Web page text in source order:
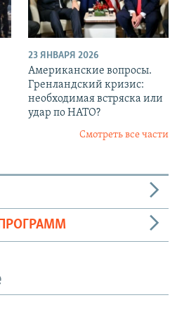
23 ЯНВАРЯ 2026
Американские вопросы.
Гренландский кризис:
необходимая встряска или
удар по НАТО?
Смотреть все части